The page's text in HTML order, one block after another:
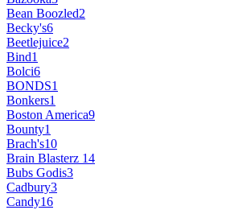
Bean Boozled2
Becky's6
Beetlejuice2
Bind1
Bolci6
BONDS1
Bonkers1
Boston America9
Bounty1
Brach's10
Brain Blasterz 14
Bubs Godis3
Cadbury3
Candy16